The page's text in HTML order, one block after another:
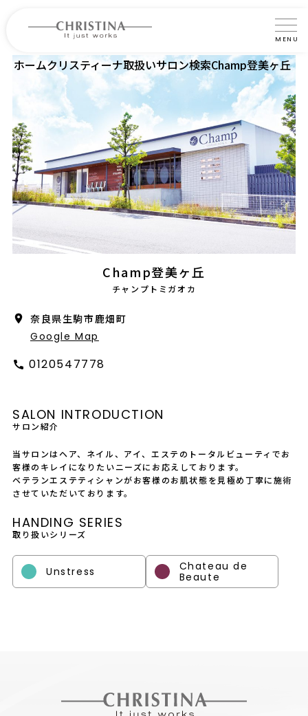
MENU
クリスティーナについて
製品について
製品の使い方
サロントリートメント
サロン検索
認定インストラクター・トレーナー紹介
会社概要
お問い合わせ
ホームクリスティーナ取扱いサロン検索Champ登美ヶ丘
Champ登美ヶ丘
チャンプトミガオカ
奈良県生駒市鹿畑町
Google Map
0120547778
SALON INTRODUCTION
サロン紹介
当サロンはヘア、ネイル、アイ、エステのトータルビューティでお
客様のキレイになりたいニーズにお応えしております。
ベテランエステティシャンがお客様のお肌状態を見極め丁寧に施術
させていただいております。
HANDING SERIES
取り扱いシリーズ
Unstress
Chateau de
Beaute